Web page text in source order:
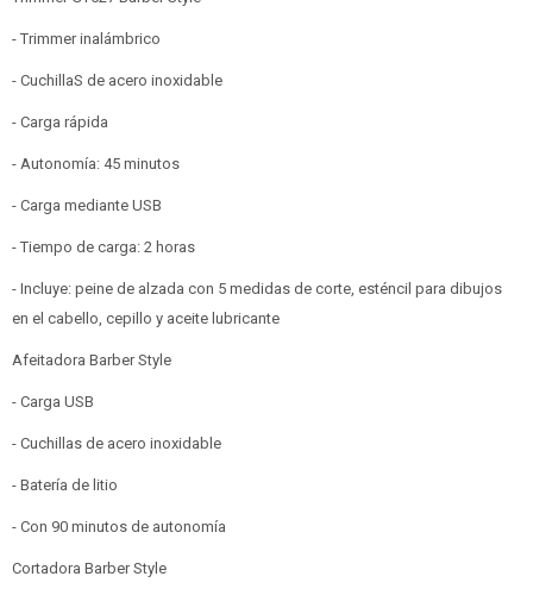
- Trimmer inalámbrico
- CuchillaS de acero inoxidable
- Carga rápida
- Autonomía: 45 minutos
- Carga mediante USB
- Tiempo de carga: 2 horas
- Incluye: peine de alzada con 5 medidas de corte, esténcil para dibujos
en el cabello, cepillo y aceite lubricante
Afeitadora Barber Style
- Carga USB
- Cuchillas de acero inoxidable
- Batería de litio
- Con 90 minutos de autonomía
Cortadora Barber Style